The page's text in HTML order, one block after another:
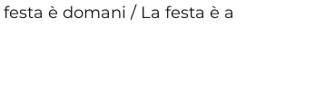
è domani / La festa è a